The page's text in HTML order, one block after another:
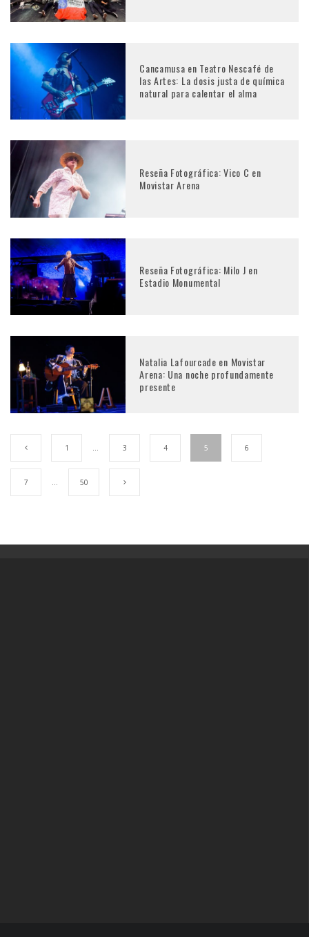
Cancamusa en Teatro Nescafé de
las Artes: La dosis justa de química
natural para calentar el alma
Reseña Fotográfica: Vico C en
Movistar Arena
Reseña Fotográfica: Milo J en
Estadio Monumental
Natalia Lafourcade en Movistar
Arena: Una noche profundamente
presente
1 3 4 5 6
7 50